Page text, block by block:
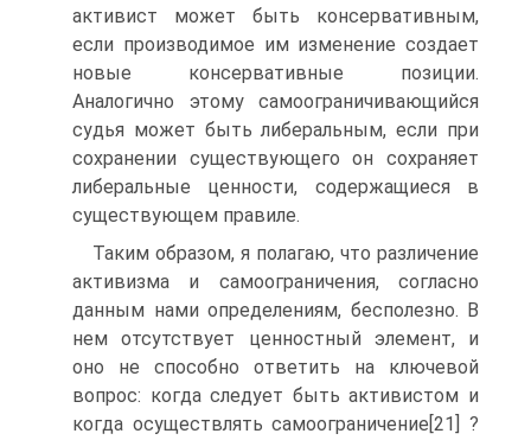
активист может быть консервативным,
если производимое им изменение создает
новые консервативные позиции.
Аналогично этому самоограничивающийся
судья может быть либеральным, если при
сохранении существующего он сохраняет
либеральные ценности, содержащиеся в
существующем правиле.
Таким образом, я полагаю, что различение
активизма и самоограничения, согласно
данным нами определениям, бесполезно. В
нем отсутствует ценностный элемент, и
оно не способно ответить на ключевой
вопрос: когда следует быть активистом и
когда осуществлять самоограничение[21] ?